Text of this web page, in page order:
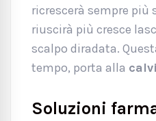
ricrescerà sempre
riuscirà più cresce
scalpo diradata.
tempo, porta alla
Soluzioni